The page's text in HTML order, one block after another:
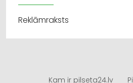
Reklāmraksts
Kam ir pilseta24.lv